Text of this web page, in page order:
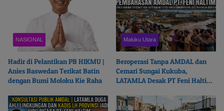
NASIONAL
Hadir di Pelantikan PB HIKMU |
Anies Baswedan Terikat Batin
dengan Bumi Moloku Kie Raha
Maluku Utara
Beroperasi Tanpa AMDAL dan
Cemari Sungai Kukuba,
LATAMLA Desak PT Feni Haltim